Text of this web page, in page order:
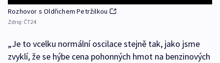
Rozhovor s Oldřichem Petržilkou
Zdroj: ČT24
„Je to vcelku normální oscilace stejně tak, jako jsme
zvyklí, že se hýbe cena pohonných hmot na benzinových